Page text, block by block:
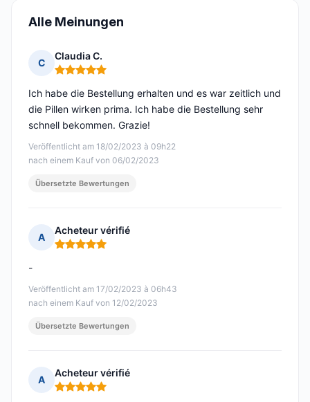
Alle Meinungen
C
Claudia C.
Hinweis: 5 von 5
Veröffentlicht am 18/02/2023 à 09h22
nach einem Kauf von 06/02/2023
Ich habe die Bestellung erhalten und es war zeitlich und
die Pillen wirken prima. Ich habe die Bestellung sehr
schnell bekommen. Grazie!
Übersetzte Bewertungen
A
Acheteur vérifié
Hinweis: 5 von 5
Veröffentlicht am 17/02/2023 à 06h43
nach einem Kauf von 12/02/2023
-
Übersetzte Bewertungen
A
Acheteur vérifié
Hinweis: 5 von 5